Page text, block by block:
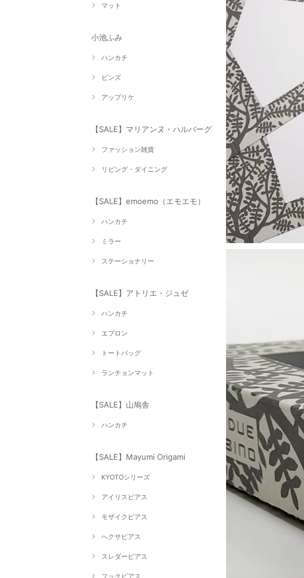
マット
小池ふみ
ハンカチ
ピンズ
アップリケ
【SALE】マリアンヌ・ハルバーグ
ファッション雑貨
リビング・ダイニング
【SALE】emoemo（エモエモ）
ハンカチ
ミラー
ステーショナリー
【SALE】アトリエ・ジュゼ
ハンカチ
エプロン
トートバッグ
ランチョンマット
【SALE】山鳩舎
ハンカチ
【SALE】Mayumi Origami
KYOTOシリーズ
アイリスピアス
モザイクピアス
へクサピアス
スレダーピアス